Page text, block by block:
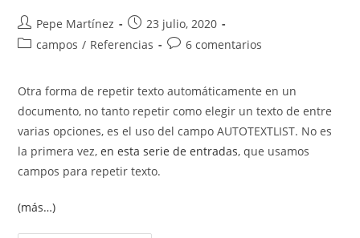
Autor
de
Pepe Martínez
Publicación
de
23 julio, 2020
Categoría
entrada:
campos / Referencias
Comentarios
entrada:
6 comentarios
Otra forma de repetir texto automáticamente en un
documento, no tanto repetir como elegir un texto de entre
varias opciones, es el uso del campo AUTOTEXTLIST. No es
la primera vez,en esta serie de entradas, que usamos
campos para repetir texto.
(más…)